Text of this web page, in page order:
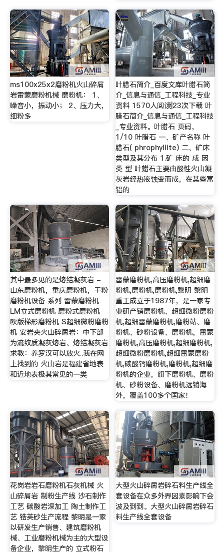
ms100x25x2磨粉机火山碎屑
岩雷蒙磨粉机械 磨粉机： 1、
噪音小，振动小； 2、压力大，
细粉多
叶腊石简介_百度文库叶腊石简
介_信息与通信_工程科技_专业
资料 1570人阅读|23次下载 叶
腊石简介_信息与通信_工程科技
_专业资料。叶腊石 页码，
1/10 叶腊石 一、矿产名称 叶
腊石( phrophyllite) 二、矿床
类型及其分布 1.矿 床的 成 因
类 型 叶蜡石主要由酸性火山凝
灰岩经热液蚀变而成，在某些富
铝的
其中最多见的是熔结凝灰岩 -
山东磨粉机，重庆磨粉机，干粉
磨粉机设备 系列 雷蒙磨粉机
LM立式磨粉机 磨粉式磨粉机
欧版梯形磨粉机 S超细微粉磨粉
机 安岩夹火山碎屑岩：中下部
为流纹质凝灰熔岩、熔结凝灰岩
求教：养罗汉可以放火..我在网
上找到的 火山岩是福建省地表
和近地表极其常见的一类
雷蒙磨粉机,高压磨粉机,超细磨
粉机,磨粉机,磨粉机,黎明 黎明
重工成立于1987年，是一家专
业研产销磨粉机、超细微粉磨粉
机,超细雷蒙磨粉机,磨粉站、磨
粉机、砂粉设备、磨粉机，雷蒙
磨粉机,高压磨粉机,超细磨粉机,
超细微粉磨粉机,超细雷蒙磨粉
机,碳酸钙磨粉机,磨粉机,超细磨
粉机的企业，旗下磨粉机、磨粉
机、砂粉设备、磨粉机远销海
外，覆盖100多个国家！
花岗岩岩石磨粉机石灰机械 火
山碎屑岩 制粉生产线 沙石制作
工艺 碳酸岩深加工 陶土制作工
艺 锆英砂生产流程 黎明是一家
以研发生产销售、建筑磨粉机
械、工业磨粉机械为主的大型设
备企业，黎明生产的 立式粉石
大型火山碎屑岩碎石料生产线全
套设备在众多外界因素影响下会
波及到到。大型火山碎屑岩碎石
料生产线全套设备